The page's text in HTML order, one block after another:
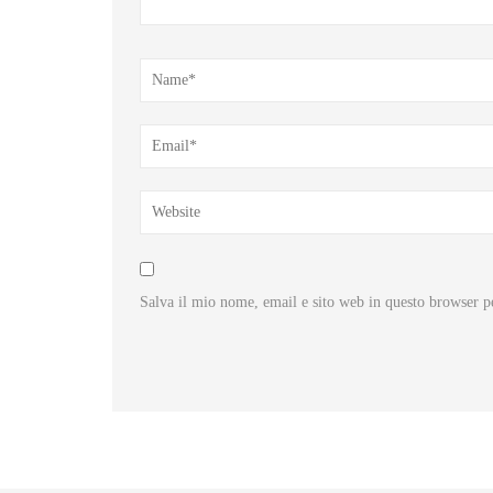
Salva il mio nome, email e sito web in questo browser